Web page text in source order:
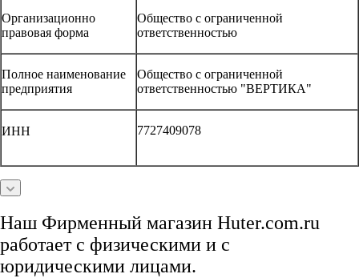
Организационно
правовая форма
Общество с ограниченной
ответственностью
Полное наименование
предприятия
Общество с ограниченной
ответственностью "ВЕРТИКА"
ИНН 7727409078
Наш Фирменный магазин Huter.com.ru
работает с физическими и с
юридическими лицами.